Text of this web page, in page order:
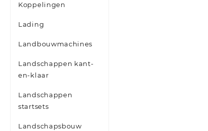
Koppelingen
Lading
Landbouwmachines
Landschappen kant-
en-klaar
Landschappen
startsets
Landschapsbouw